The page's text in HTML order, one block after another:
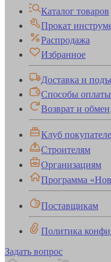
Каталог товаров
Прокат
Распродажа
Избранное
Доставка и
Способы оплаты
Возврат и обмен
Клуб
Строителям
Организациям
Программа
Поставщикам
Политика
Задать вопрос